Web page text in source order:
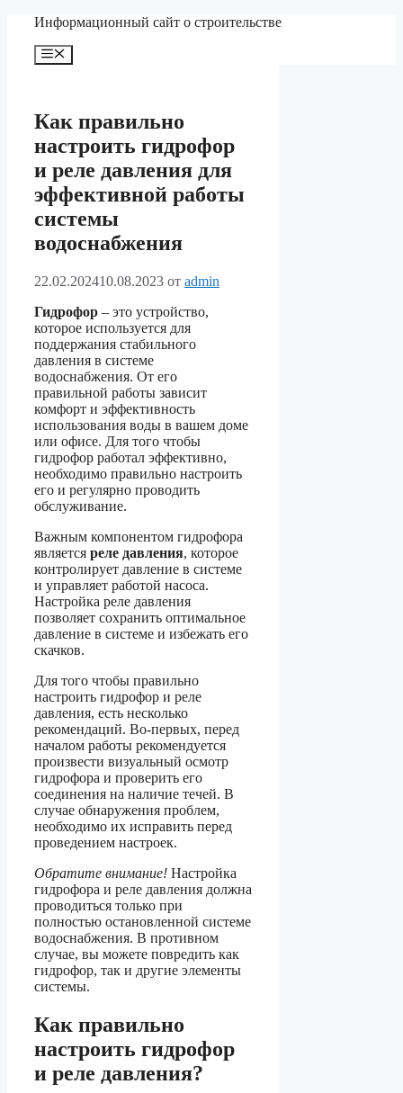
Перейти
содержимому
Информационный сайт о строительстве
Меню
Как правильно
настроить гидрофор
и реле давления для
эффективной работы
системы
водоснабжения
22.02.202410.08.2023 от admin
Гидрофор – это устройство,
которое используется для
поддержания стабильного
давления в системе
водоснабжения. От его
правильной работы зависит
комфорт и эффективность
использования воды в вашем доме
или офисе. Для того чтобы
гидрофор работал эффективно,
необходимо правильно настроить
его и регулярно проводить
обслуживание.
Важным компонентом гидрофора
является реле давления, которое
контролирует давление в системе
и управляет работой насоса.
Настройка реле давления
позволяет сохранить оптимальное
давление в системе и избежать его
скачков.
Для того чтобы правильно
настроить гидрофор и реле
давления, есть несколько
рекомендаций. Во-первых, перед
началом работы рекомендуется
произвести визуальный осмотр
гидрофора и проверить его
соединения на наличие течей. В
случае обнаружения проблем,
необходимо их исправить перед
проведением настроек.
Обратите внимание! Настройка
гидрофора и реле давления должна
проводиться только при
полностью остановленной системе
водоснабжения. В противном
случае, вы можете повредить как
гидрофор, так и другие элементы
системы.
Как правильно
настроить гидрофор
и реле давления?